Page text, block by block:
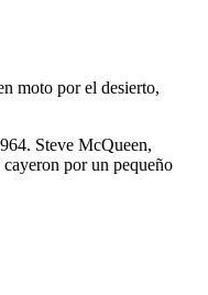
moto por el desierto,
Steve McQueen,
por un pequeño